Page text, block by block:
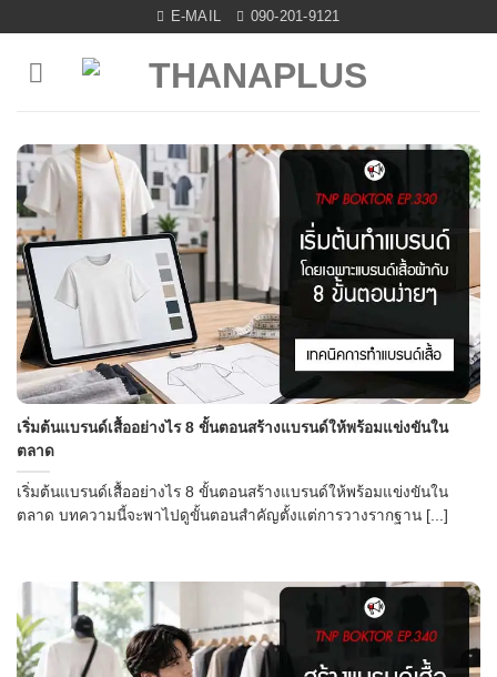
content
E-MAIL 090-201-9121
เริ่มต้นแบรนด์เสื้ออย่างไร 8 ขั้นตอนสร้างแบรนด์ให้พร้อมแข่งขันใน
ตลาด
เริ่มต้นแบรนด์เสื้ออย่างไร 8 ขั้นตอนสร้างแบรนด์ให้พร้อมแข่งขันใน
ตลาด บทความนี้จะพาไปดูขั้นตอนสำคัญตั้งแต่การวางรากฐาน [...]